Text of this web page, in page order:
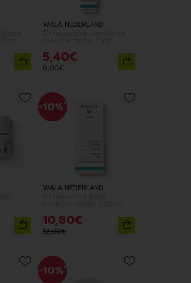
WALA NEDERLAND
5,40€
6,00€
-10%*
WALA NEDERLAND
10,80€
12,00€
-10%*